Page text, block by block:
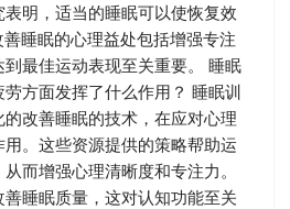
明，适当的睡眠可以使恢复效
睡眠的心理益处包括增强专注
最佳运动表现至关重要。 睡眠
方面发挥了什么作用？ 睡眠训
改善睡眠的技术，在应对心理
。这些资源提供的策略帮助运
而增强心理清晰度和专注力。
睡眠质量，这对认知功能至关